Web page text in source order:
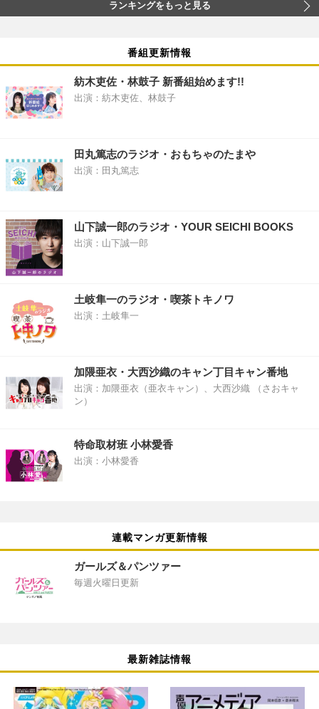
ランキングをもっと見る
番組更新情報
紡木吏佐・林鼓子 新番組始めます!!
出演：紡木吏佐、林鼓子
田丸篤志のラジオ・おもちゃのたまや
出演：田丸篤志
山下誠一郎のラジオ・YOUR SEICHI BOOKS
出演：山下誠一郎
土岐隼一のラジオ・喫茶トキノワ
出演：土岐隼一
加隈亜衣・大西沙織のキャン丁目キャン番地
出演：加隈亜衣（亜衣キャン）、大西沙織 （さおキャ
ン）
特命取材班 小林愛香
出演：小林愛香
連載マンガ更新情報
ガールズ＆パンツァー
毎週火曜日更新
最新雑誌情報